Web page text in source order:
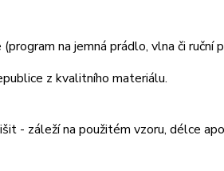
na jemná prádlo, vlna či
z kvalitního materiálu.
- záleží na použitém vzoru, délce